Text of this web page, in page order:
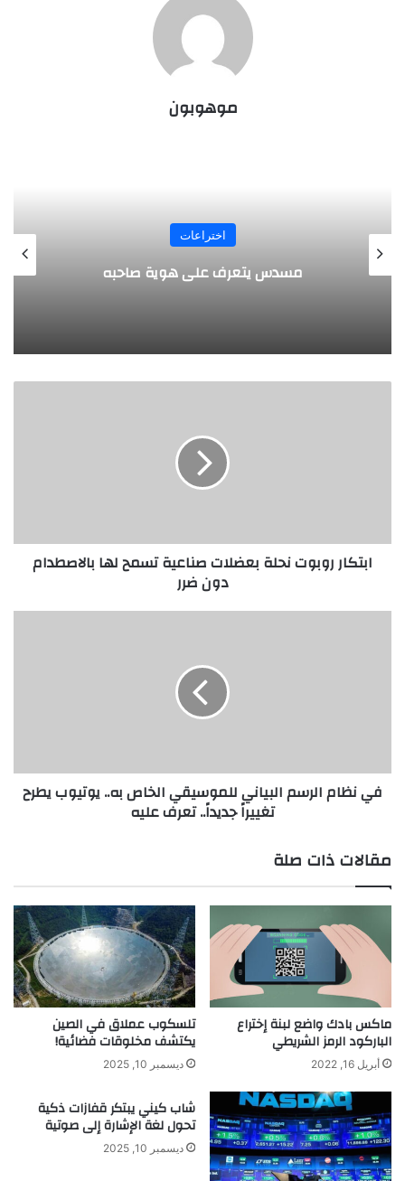
موهوبون
مسدس يتعرف على هوية صاحبه
دون
ضررابتكار روبوت نحلة بعضلات صناعية تسمح لها بالاصطدام
دون ضرر
يطرح
تغييراً
جديداً..
في نظام الرسم البياني للموسيقي الخاص به.. يوتيوب يطرح
تغييراً جديداً.. تعرف عليه
مقالات ذات صلة
ماكس بادك واضع لبنة إختراع
الباركود الرمز الشريطي
أبريل 16, 2022
تلسكوب عملاق في الصين
يكتشف مخلوقات فضائية!
ديسمبر 10, 2025
شاب كيني يبتكر قفازات ذكية
تحول لغة الإشارة إلى صوتية
ديسمبر 10, 2025